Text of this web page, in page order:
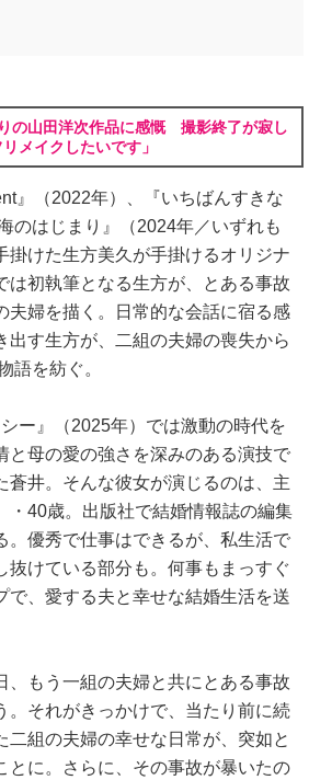
の山田洋次作品に感慨 撮影終了が寂し
メイクしたいです」
』（2022年）、『いちばんすきな
のはじまり』（2024年／いずれも
掛けた生方美久が手掛けるオリジナ
は初執筆となる生方が、とある事故
夫婦を描く。日常的な会話に宿る感
出す生方が、二組の夫婦の喪失から
語を紡ぐ。
ー』（2025年）では激動の時代を
と母の愛の強さを深みのある演技で
蒼井。そんな彼女が演じるのは、主
・40歳。出版社で結婚情報誌の編集
。優秀で仕事はできるが、私生活で
抜けている部分も。何事もまっすぐ
で、愛する夫と幸せな結婚生活を送
もう一組の夫婦と共にとある事故
。それがきっかけで、当たり前に続
二組の夫婦の幸せな日常が、突如と
とに。さらに、その事故が暴いたの